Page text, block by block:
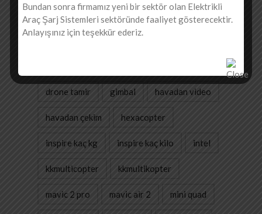
dji servis dji spark drone
drone avcısı kartal
drone tamir gimbal havadan video
havadan çekim hexacopter
inspire kaç kg inspire kaç kilo intel
kkmulticopter kkmultikopter
mavic 2 pro mavic air 2 mini quad
Bundan sonra firmamız yeni bir sektör olan Elektrikli
Araç Şarj Sistemleri sektöründe faaliyet gösterecektir.
Anlayışınız için teşekkür ederiz.